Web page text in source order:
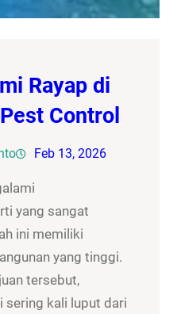
Rayap di
Control
Feb 13, 2026
yang sangat
ini memiliki
yang tinggi.
tersebut,
sering kali luput dari